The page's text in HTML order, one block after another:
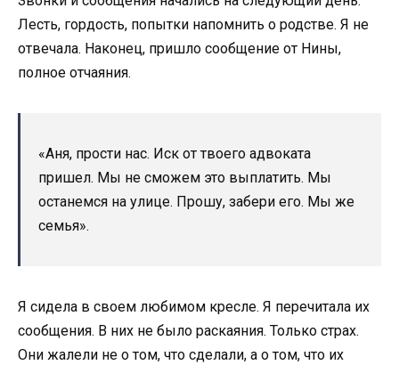
Лесть, гордость, попытки напомнить о родстве. Я не
отвечала. Наконец, пришло сообщение от Нины,
полное отчаяния.
«Аня, прости нас. Иск от твоего адвоката
пришел. Мы не сможем это выплатить. Мы
останемся на улице. Прошу, забери его. Мы же
семья».
Я сидела в своем любимом кресле. Я перечитала их
сообщения. В них не было раскаяния. Только страх.
Они жалели не о том, что сделали, а о том, что их